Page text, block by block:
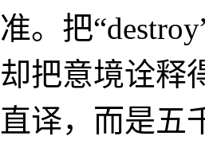
准。把
却把意境诠释
直译，而是五